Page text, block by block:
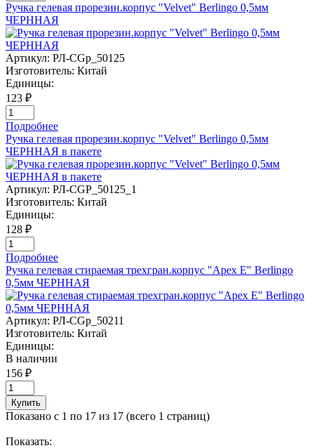
Ручка гелевая прорезин.корпус "Velvet" Berlingo 0,5мм
ЧЕРННАЯ
Артикул: РЛ-CGp_50125
Изготовитель: Китай
Единицы:
123 ₽
Подробнее
Ручка гелевая прорезин.корпус "Velvet" Berlingo 0,5мм
ЧЕРННАЯ в пакете
Артикул: РЛ-CGP_50125_1
Изготовитель: Китай
Единицы:
128 ₽
Подробнее
Ручка гелевая стираемая трехгран.корпус "Apex E" Berlingo
0,5мм ЧЕРННАЯ
Артикул: РЛ-CGp_50211
Изготовитель: Китай
Единицы:
В наличии
156 ₽
Купить
Показано с 1 по 17 из 17 (всего 1 страниц)
Показать: